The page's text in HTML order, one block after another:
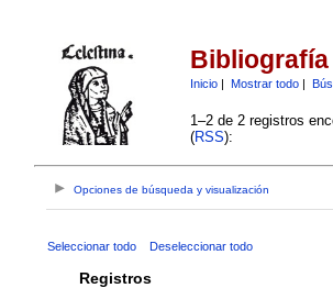
Inicio| Mostrar todo|
1–2 de 2 registros
(RSS):
Opciones de búsqueda y visualización
Seleccionar todo Deseleccionar todo
Registros